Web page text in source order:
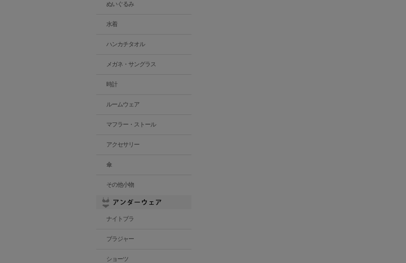
ぬいぐるみ
水着
ハンカチタオル
メガネ・サングラス
時計
ルームウェア
マフラー・ストール
アクセサリー
傘
その他小物
ナイトブラ
ブラジャー
ショーツ